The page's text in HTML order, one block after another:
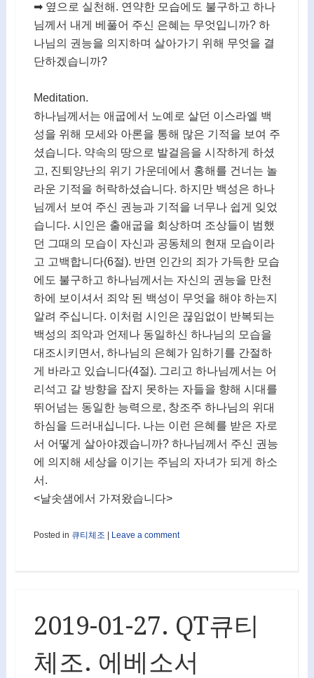
➡ 옆으로 실천해. 연약한 모습에도 불구하고 하나
님께서 내게 베풀어 주신 은혜는 무엇입니까? 하
나님의 권능을 의지하며 살아가기 위해 무엇을 결
단하겠습니까?
Meditation.
하나님께서는 애굽에서 노예로 살던 이스라엘 백
성을 위해 모세와 아론을 통해 많은 기적을 보여 주
셨습니다. 약속의 땅으로 발걸음을 시작하게 하셨
고, 진퇴양난의 위기 가운데에서 홍해를 건너는 놀
라운 기적을 허락하셨습니다. 하지만 백성은 하나
님께서 보여 주신 권능과 기적을 너무나 쉽게 잊었
습니다. 시인은 출애굽을 회상하며 조상들이 범했
던 그때의 모습이 자신과 공동체의 현재 모습이라
고 고백합니다(6절). 반면 인간의 죄가 가득한 모습
에도 불구하고 하나님께서는 자신의 권능을 만천
하에 보이셔서 죄악 된 백성이 무엇을 해야 하는지
알려 주십니다. 이처럼 시인은 끊임없이 반복되는
백성의 죄악과 언제나 동일하신 하나님의 모습을
대조시키면서, 하나님의 은혜가 임하기를 간절하
게 바라고 있습니다(4절). 그리고 하나님께서는 어
리석고 갈 방향을 잡지 못하는 자들을 향해 시대를
뛰어넘는 동일한 능력으로, 창조주 하나님의 위대
하심을 드러내십니다. 나는 이런 은혜를 받은 자로
서 어떻게 살아야겠습니까? 하나님께서 주신 권능
에 의지해 세상을 이기는 주님의 자녀가 되게 하소
서.
<날솟샘에서 가져왔습니다>
Posted in 큐티체조 Leave a comment
2019-01-27. QT큐티
체조. 에베소서